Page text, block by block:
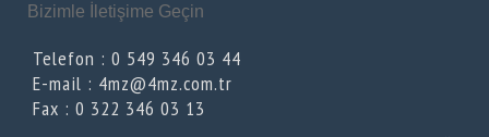
Bizimle İletişime Geçin
Telefon : 0 549 346 03 44
E-mail : 4mz@4mz.com.tr
Fax : 0 322 346 03 13